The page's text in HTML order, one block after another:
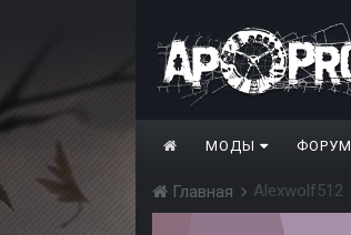
МОДЫ ФОРУМ
Главная Alexwolf512